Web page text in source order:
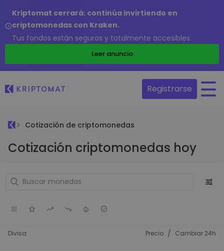
Kriptomat cerrará: continúa invirtiendo en
criptomonedas con Kraken.
Tus fondos están seguros y totalmente accesibles.
Leer anuncio
Registrarse
Cotización de criptomonedas
Cotización criptomonedas hoy
Divisa Precio / Cambiar 24h